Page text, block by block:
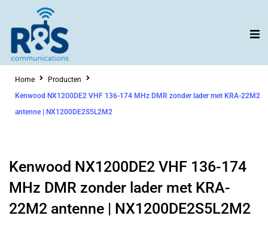
inhoud
Home
Producten
Kenwood NX1200DE2 VHF 136-174 MHz DMR zonder lader met KRA-22M2
antenne | NX1200DE2S5L2M2
Kenwood NX1200DE2 VHF 136-174
MHz DMR zonder lader met KRA-
22M2 antenne | NX1200DE2S5L2M2